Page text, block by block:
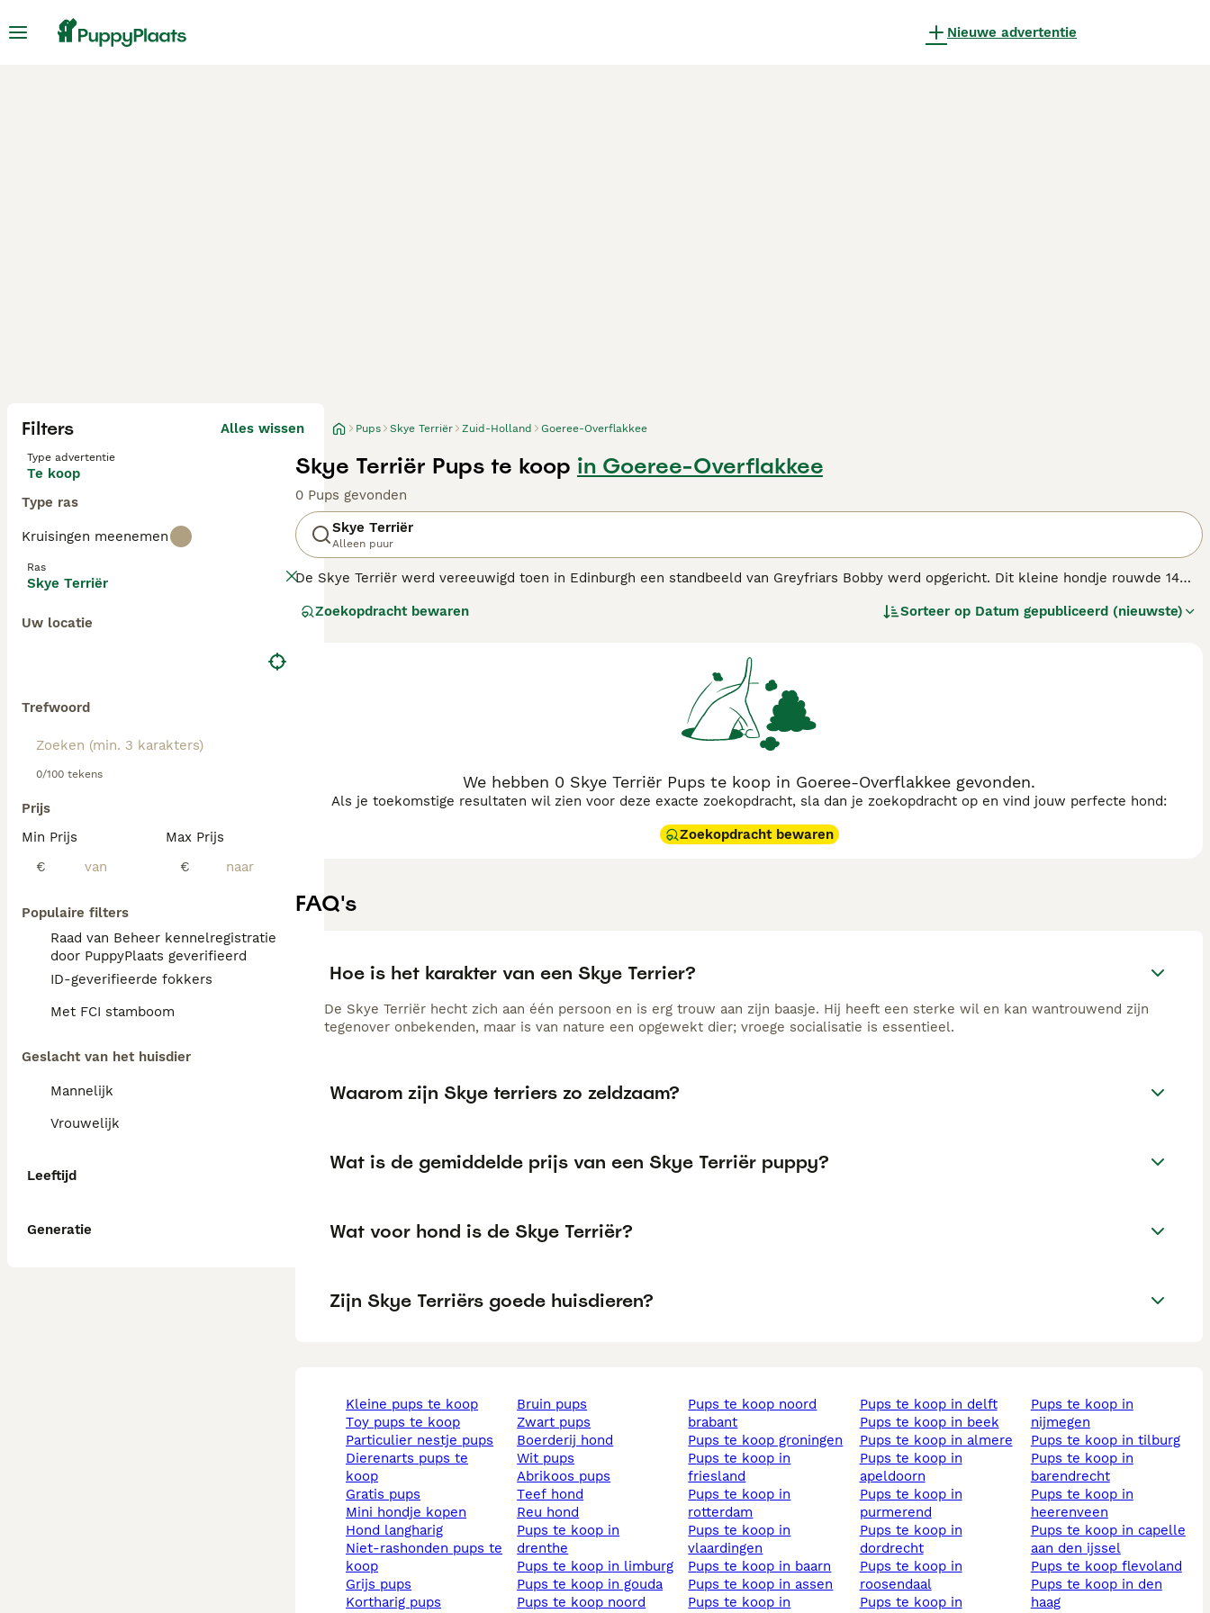
Nieuwe advertentie
Filters Alles wissen
Type advertentie
Te koop
Type ras
Kruisingen meenemen
Ras
Skye Terriër
Uw locatie
Trefwoord
0/100 tekens
Prijs
Min Prijs
€
Max Prijs
€
Populaire filters
Raad van Beheer kennelregistratie
door PuppyPlaats geverifieerd
ID-geverifieerde fokkers
Met FCI stamboom
Geslacht van het huisdier
Mannelijk
Vrouwelijk
Leeftijd
Generatie
Pups Skye Terriër Zuid-Holland Goeree-Overflakkee
Skye Terriër Pups te koop in Goeree-Overflakkee
0 Pups gevonden
Skye Terriër
Alleen puur
De Skye Terriër werd vereeuwigd toen in Edinburgh een standbeeld van Greyfriars Bobby werd opgericht. Dit kleine hondje rouwde 14
zijn. Helaas is hun aantal de laatste tijd afgenomen, waardoor ze op de lijst van bedreigde inheemse rassen zijn geplaatst.
Zoekopdracht bewaren Sorteer op Datum gepubliceerd (nieuwste)
We hebben 0 Skye Terriër Pups te koop in Goeree-Overflakkee gevonden.
Als je toekomstige resultaten wil zien voor deze exacte zoekopdracht, sla dan je zoekopdracht op en vind jouw perfecte hond:
Zoekopdracht bewaren
FAQ's
Hoe is het karakter van een Skye Terrier?
De Skye Terriër hecht zich aan één persoon en is erg trouw aan zijn baasje. Hij heeft een sterke wil en kan wantrouwend zijn
tegenover onbekenden, maar is van nature een opgewekt dier; vroege socialisatie is essentieel.
Waarom zijn Skye terriers zo zeldzaam?
Wat is de gemiddelde prijs van een Skye Terriër puppy?
Wat voor hond is de Skye Terriër?
Zijn Skye Terriërs goede huisdieren?
kleine pups te koop
toy pups te koop
particulier nestje pups
dierenarts pups te
koop
gratis pups
mini hondje kopen
hond langharig
niet-rashonden pups te
koop
grijs pups
kortharig pups
bruin pups
zwart pups
boerderij hond
wit pups
abrikoos pups
teef hond
reu hond
pups te koop in
drenthe
pups te koop in limburg
pups te koop in gouda
pups te koop noord
pups te koop noord
brabant
pups te koop groningen
pups te koop in
friesland
pups te koop in
rotterdam
pups te koop in
vlaardingen
pups te koop in baarn
pups te koop in assen
pups te koop in
pups te koop in delft
pups te koop in beek
pups te koop in almere
pups te koop in
apeldoorn
pups te koop in
purmerend
pups te koop in
dordrecht
pups te koop in
roosendaal
pups te koop in
pups te koop in
nijmegen
pups te koop in tilburg
pups te koop in
barendrecht
pups te koop in
heerenveen
pups te koop in capelle
aan den ijssel
pups te koop flevoland
pups te koop in den
haag